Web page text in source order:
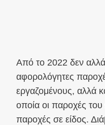
Από το 2022 δεν
αφορολόγητες
εργαζομένους, αλλά
οποία οι παροχές του
παροχές σε είδος.